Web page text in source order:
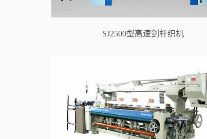
SJ2500型高速剑杆织机